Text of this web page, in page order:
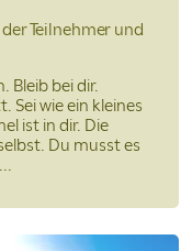
Teilnehmer und
Bleib bei dir.
Sei wie ein kleines
ist in dir. Die
Du musst es